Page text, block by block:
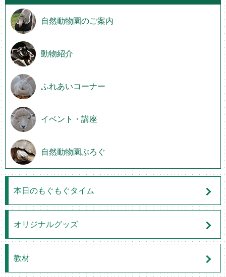
自然動物園のご案内
動物紹介
ふれあいコーナー
イベント・講座
自然動物園ぶろぐ
本日のもぐもぐタイム
オリジナルグッズ
教材